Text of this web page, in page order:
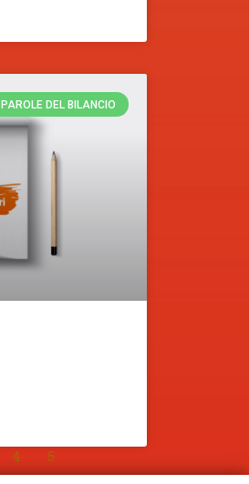
PAROLE DEL BILANCIO
4 5